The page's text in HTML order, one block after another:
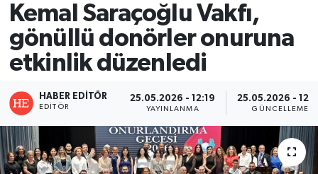
Kemal Saraçoğlu Vakfı,
gönüllü donörler onuruna
etkinlik düzenledi
HABER EDITÖR
EDITÖR
25.05.2026 - 12:19
YAYINLANMA
25.05.2026 -
GÜNCELLEME
Tüm Manşetler
Son Dakika Haberleri
Haber Arşivi